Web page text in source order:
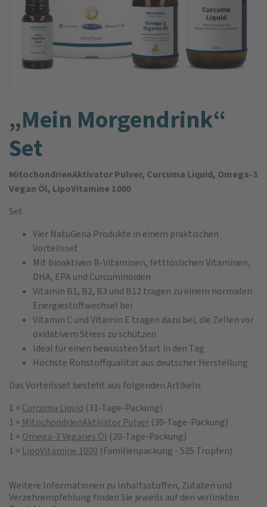
„Mein Morgendrink“
Set
MitochondrienAktivator Pulver, Curcuma Liquid, Omega-3
Vegan Öl, LipoVitamine 1000
Set
Vier NatuGena Produkte in einem praktischen
Vorteilsset
Mit bioaktiven B-Vitaminen, fettlöslichen Vitaminen,
DHA, EPA und Curcuminoiden
Vitamin B1, B2, B3 und B12 tragen zu einem normalen
Energiestoffwechsel bei
Vitamin C und Vitamin E tragen dazu bei, die Zellen vor
oxidativem Stress zu schützen
Ideal für einen bewussten Start in den Tag
Höchste Rohstoffqualität aus deutscher Herstellung
Das Vorteilsset besteht aus folgenden Artikeln:
1 × Curcuma Liquid (31-Tage-Packung)
1 × MitochondrienAktivator Pulver (30-Tage-Packung)
1 × Omega-3 Veganes Öl (20-Tage-Packung)
1 × LipoVitamine 1000 (Familienpackung - 525 Tropfen)
Weitere Informationen zu Inhaltsstoffen, Zutaten und
Verzehrempfehlung finden Sie jeweils auf den verlinkten